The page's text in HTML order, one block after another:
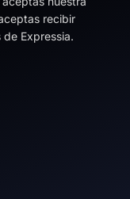
recibir
Expressia.